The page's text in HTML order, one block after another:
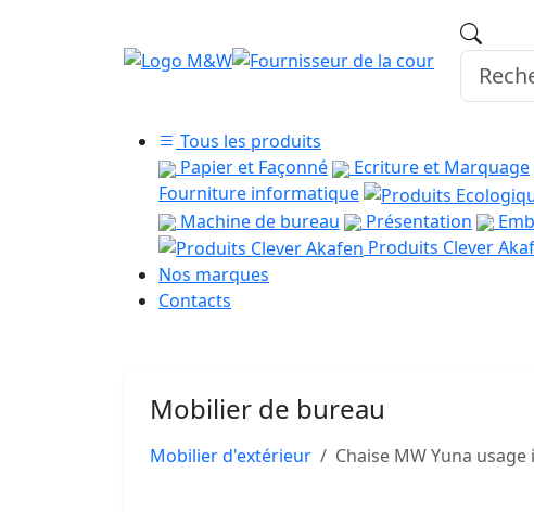
Tous les produits
Papier et Façonné
Ecriture et Marquage
Fourniture informatique
Machine de bureau
Présentation
Produits Clever
Nos marques
Contacts
Mobilier de bureau
Mobilier d'extérieur Chaise MW Yuna